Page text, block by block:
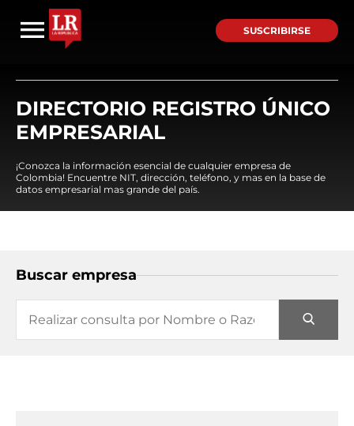
SUSCRIBIRSE
DIRECTORIO REGISTRO ÚNICO
EMPRESARIAL
¡Conozca la información esencial de cualquier empresa de
Colombia! Encuentre NIT, dirección, teléfono, y mas en la base de
datos empresarial mas grande del país.
Buscar empresa